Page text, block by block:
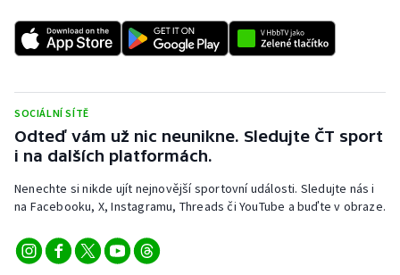
SOCIÁLNÍ SÍTĚ
Odteď vám už nic neunikne. Sledujte ČT sport
i na dalších platformách.
Nenechte si nikde ujít nejnovější sportovní události. Sledujte nás i
na Facebooku, X, Instagramu, Threads či YouTube a buďte v obraze.